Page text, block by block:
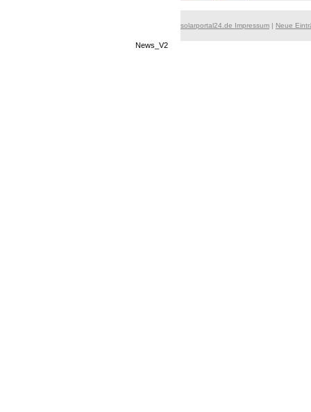
solarportal24.de Impressum | Neue
News_V2